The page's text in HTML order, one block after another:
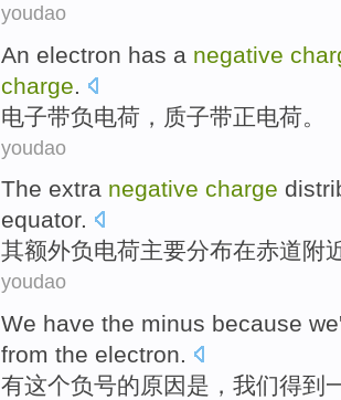
youdao
An electron has a negative
charge
电子带负电荷， 质子带正电荷。
youdao
The extra negative charge
equator.
其额外负电荷主要分布在赤道附
youdao
We have the minus because we
from the electron.
有这个负号的原因是 ， 我们得到